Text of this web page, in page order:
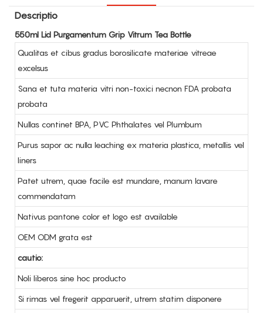
Descriptio
550ml Lid Purgamentum Grip Vitrum Tea Bottle
Qualitas et cibus gradus borosilicate materiae vitreae
excelsus
Sana et tuta materia vitri non-toxici necnon FDA probata
probata
Nullas continet BPA, PVC Phthalates vel Plumbum
Purus sapor ac nulla leaching ex materia plastica, metallis vel
liners
Patet utrem, quae facile est mundare, manum lavare
commendatam
Nativus pantone color et logo est available
OEM ODM grata est
cautio:
Noli liberos sine hoc producto
Si rimas vel fregerit apparuerit, utrem statim disponere